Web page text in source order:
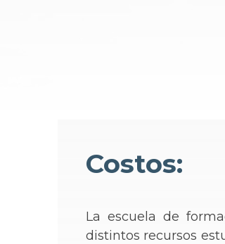
Costos:
La escuela de
distintos recursos